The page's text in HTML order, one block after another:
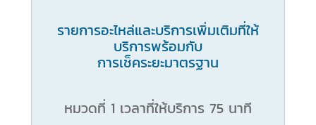
รายการอะไหล่และบริการเพิ่มเติมที่ให้
บริการพร้อมกับ
การเช็คระยะมาตรฐาน
หมวดที่ 1 เวลาที่ให้บริการ 75 นาที